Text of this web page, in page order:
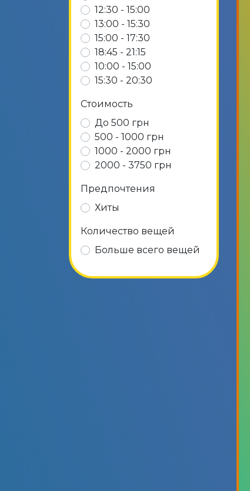
12:30 - 15:00
13:00 - 15:30
15:00 - 17:30
18:45 - 21:15
10:00 - 15:00
15:30 - 20:30
Стоимость
До 500 грн
500 - 1000 грн
1000 - 2000 грн
2000 - 3750 грн
Предпочтения
Хиты
Количество вещей
Больше всего вещей